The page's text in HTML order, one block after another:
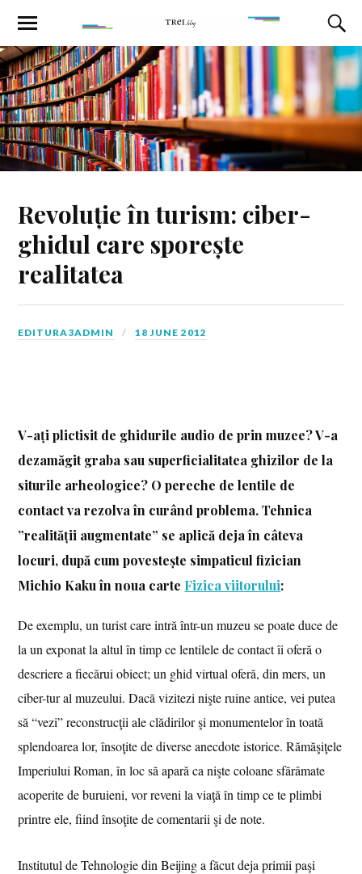
Revoluție în turism: ciber-
ghidul care sporește
realitatea
EDITURA3ADMIN 18 JUNE 2012
V-ați plictisit de ghidurile audio de prin muzee? V-a
dezamăgit graba sau superficialitatea ghizilor de la
siturile arheologice? O pereche de lentile de
contact va rezolva în curând problema. Tehnica
”realității augmentate” se aplică deja în câteva
locuri, după cum povestește simpaticul fizician
Michio Kaku în noua carte Fizica viitorului:
De exemplu, un turist care intră într-un muzeu se poate duce de
la un exponat la altul în timp ce lentilele de contact îi oferă o
descriere a fiecărui obiect; un ghid virtual oferă, din mers, un
ciber-tur al muzeului. Dacă vizitezi nişte ruine antice, vei putea
să “vezi” reconstrucţii ale clădirilor şi monumentelor în toată
splendoarea lor, însoţite de diverse anecdote istorice. Rămăşiţele
Imperiului Roman, în loc să apară ca nişte coloane sfărâmate
acoperite de buruieni, vor reveni la viaţă în timp ce te plimbi
printre ele, fiind însoţite de comentarii şi de note.
Institutul de Tehnologie din Beijing a făcut deja primii paşi